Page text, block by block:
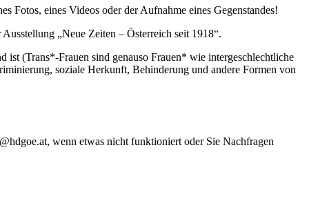
Fotos, eines Videos oder der Aufnahme eines Gegenstandes!
„Neue Zeiten – Österreich seit 1918“.
ist (Trans*-Frauen sind genauso Frauen* wie intergeschlechtliche
soziale Herkunft, Behinderung und andere Formen von
wenn etwas nicht funktioniert oder Sie Nachfragen